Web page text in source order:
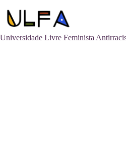
para
Universidade Livre Feminista